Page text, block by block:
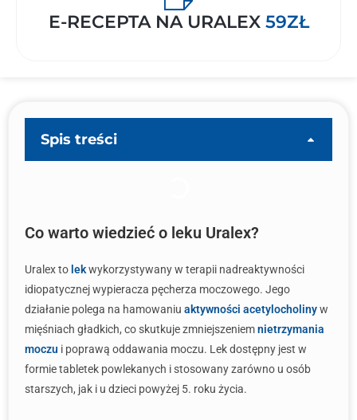
E-RECEPTA NA URALEX 59ZŁ
Spis treści
Co warto wiedzieć o leku Uralex?
Uralex to lekwykorzystywany w terapii nadreaktywności
idiopatycznej wypieracza pęcherza moczowego. Jego
działanie polega na hamowaniu aktywności acetylocholinyw
mięśniach gładkich, co skutkuje zmniejszeniemnietrzymania
moczu i poprawą oddawania moczu. Lek dostępny jest w
formie tabletek powlekanych i stosowany zarówno u osób
starszych, jak i u dzieci powyżej 5. roku życia.